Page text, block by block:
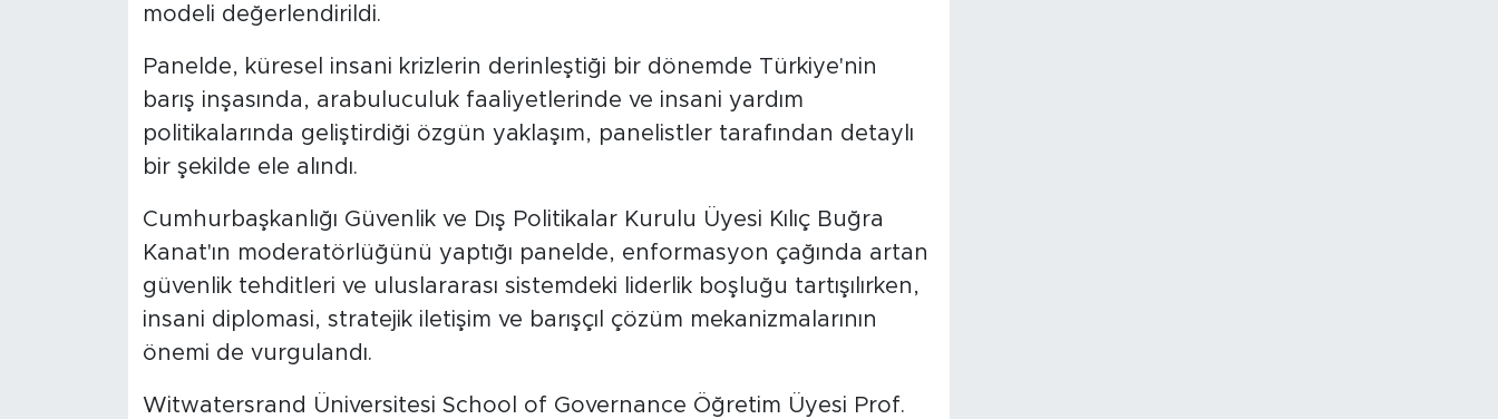
modeli değerlendirildi.
Panelde, küresel insani krizlerin derinleştiği bir dönemde Türkiye'nin
barış inşasında, arabuluculuk faaliyetlerinde ve insani yardım
politikalarında geliştirdiği özgün yaklaşım, panelistler tarafından detaylı
bir şekilde ele alındı.
Cumhurbaşkanlığı Güvenlik ve Dış Politikalar Kurulu Üyesi Kılıç Buğra
Kanat'ın moderatörlüğünü yaptığı panelde, enformasyon çağında artan
güvenlik tehditleri ve uluslararası sistemdeki liderlik boşluğu tartışılırken,
insani diplomasi, stratejik iletişim ve barışçıl çözüm mekanizmalarının
önemi de vurgulandı.
Witwatersrand Üniversitesi School of Governance Öğretim Üyesi Prof.